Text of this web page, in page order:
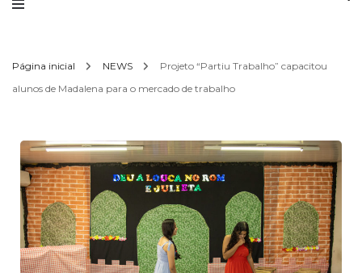
Página inicial NEWS
Projeto “Partiu Trabalho” capacitou
alunos de Madalena para o mercado de trabalho